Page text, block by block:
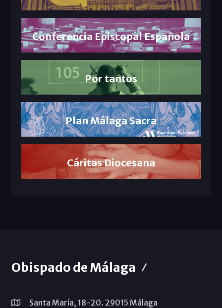
Conferencia Episcopal Española
Por tantos
Plan Málaga Sacra
Cáritas Diocesana
Obispado de Málaga
Santa María, 18-20. 29015 Málaga